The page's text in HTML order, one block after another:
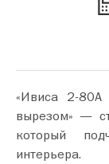
«Ивиса 2-
вырезом» —
который
интерьера.